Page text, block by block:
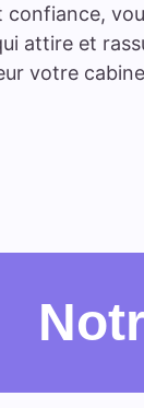
confiance,
attire et
votre